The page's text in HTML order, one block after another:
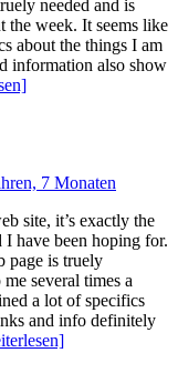
needed and is
the week. It seems like
about the things I am
information also show
7 Monaten
site, it’s exactly the
have been hoping for.
page is truely
several times a
a lot of specifics
and info definitely